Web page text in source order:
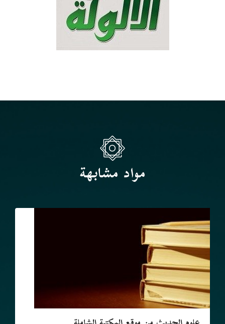
مواد مشابهة